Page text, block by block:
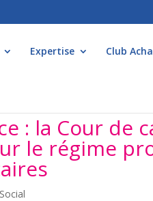
Expertise Club
: la Cour de
le régime
Social